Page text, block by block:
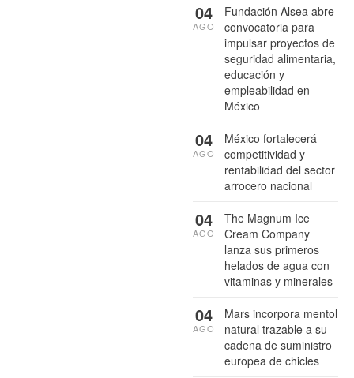
Fundación Alsea abre
convocatoria para
impulsar proyectos de
seguridad alimentaria,
educación y
empleabilidad en
México
04
AGO
México fortalecerá
competitividad y
rentabilidad del sector
arrocero nacional
04
AGO
The Magnum Ice
Cream Company
lanza sus primeros
helados de agua con
vitaminas y minerales
04
AGO
Mars incorpora mentol
natural trazable a su
cadena de suministro
europea de chicles
04
AGO